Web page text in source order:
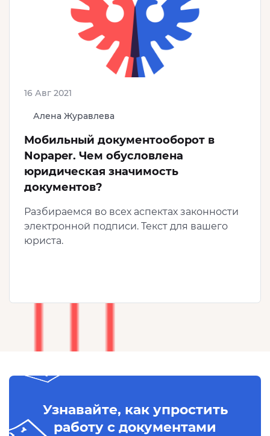
Алена Журавлева
16 Авг 2021
Мобильный документооборот в
Nopaper. Чем обусловлена
юридическая значимость
документов?
Разбираемся во всех аспектах законности
электронной подписи. Текст для вашего
юриста.
Узнавайте, как упростить
работу с документами